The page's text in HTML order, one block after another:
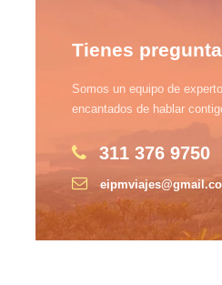
Tienes
Somos un equipo de
encantados de hablar
311 376 9750